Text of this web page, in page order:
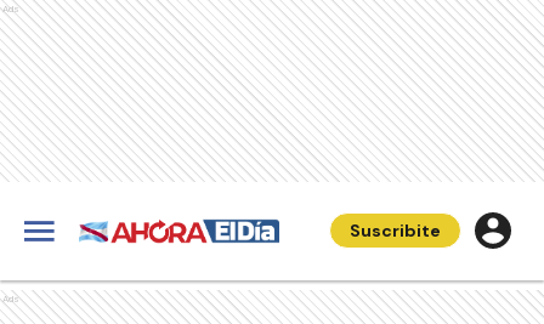
Ads
Suscribite
Ads